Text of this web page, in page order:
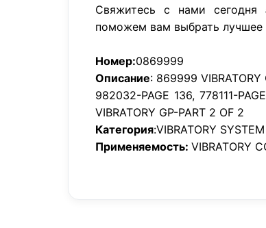
Свяжитесь с нами сегодня
поможем вам выбрать
Номер:0869999
Описание: 869999 VIBRATORY
982032-PAGE 136, 778111-
VIBRATORY GP-PART 2 OF 2
Категория:VIBRATORY SYSTEM
Применяемость: VIBRATORY